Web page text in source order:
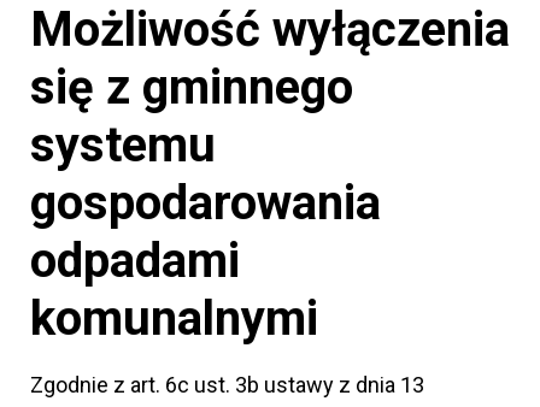
Możliwość wyłączenia
się z gminnego
systemu
gospodarowania
odpadami
komunalnymi
Zgodnie z art. 6c ust. 3b ustawy z dnia 13